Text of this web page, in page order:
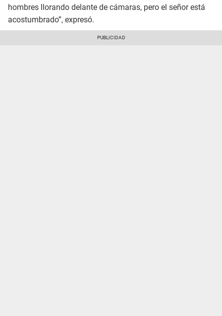
hombres llorando delante de cámaras, pero el señor está
acostumbrado”, expresó.